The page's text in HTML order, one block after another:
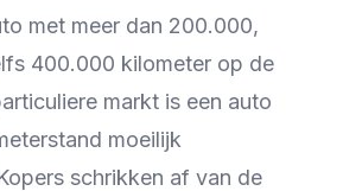
met meer dan 200.000,
400.000 kilometer op de
markt is een auto
moeilijk
schrikken af van de